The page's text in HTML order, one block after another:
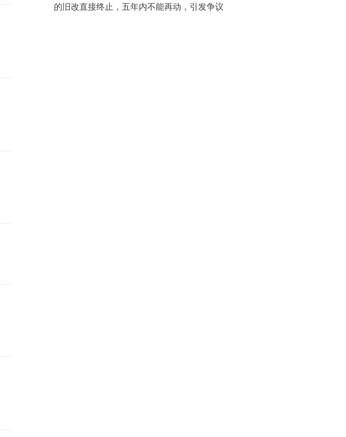
的旧改直接终止，五年内不能再动，引发争议